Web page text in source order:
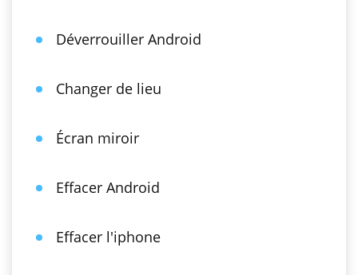
Déverrouiller Android
Changer de lieu
Écran miroir
Effacer Android
Effacer l'iphone